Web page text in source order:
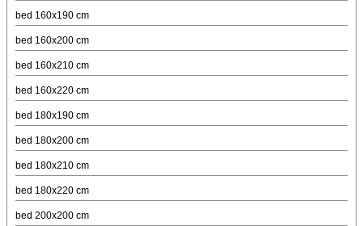
bed 160x190 cm
bed 160x200 cm
bed 160x210 cm
bed 160x220 cm
bed 180x190 cm
bed 180x200 cm
bed 180x210 cm
bed 180x220 cm
bed 200x200 cm